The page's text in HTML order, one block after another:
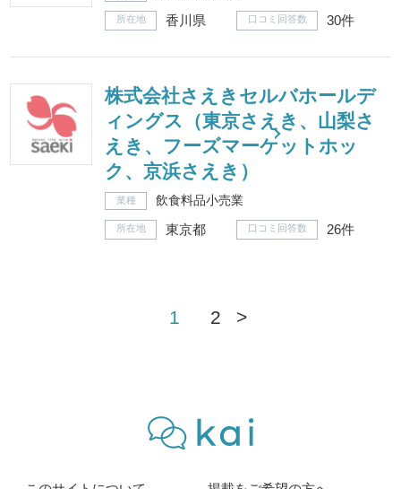
所在地 香川県 口コミ回答数 30件
株式会社さえきセルバホールデ
ィングス（東京さえき、山梨さ
えき、フーズマーケットホッ
ク、京浜さえき）
業種 飲食料品小売業
所在地 東京都 口コミ回答数 26件
1 2 >